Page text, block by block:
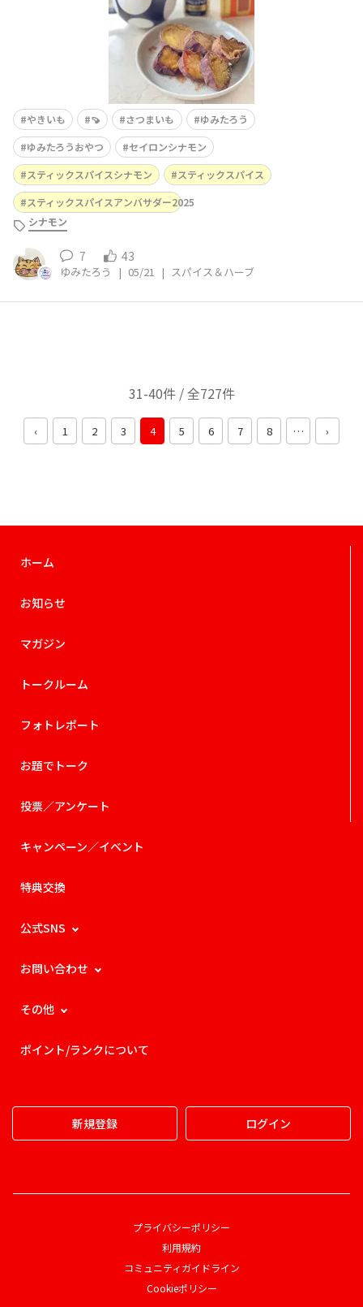
やきいも 🍠 さつまいも
ゆみたろう
ゆみたろうおやつ
セイロンシナモン
スティックスパイスシナモン
スティックスパイス
スティックスパイスアンバサダー2025
シナモン
7 43
ゆみたろう | 05/21 | スパイス＆ハーブ
31-40件 / 全727件
‹ 1 2 3 4 5 6 7 8 … ›
ホーム
お知らせ
マガジン
トークルーム
フォトレポート
お題でトーク
投票／アンケート
キャンペーン／イベント
特典交換
公式SNS
お問い合わせ
その他
ポイント/ランクについて
新規登録 ログイン
プライバシーポリシー
利用規約
コミュニティガイドライン
Cookieポリシー